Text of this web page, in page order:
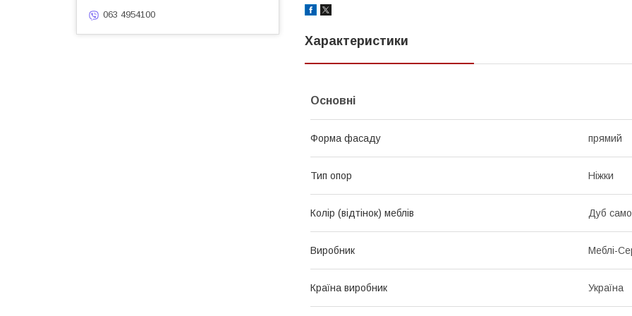
Характеристики
Основні
Форма фасаду прямий
Тип опор Ніжки
Колір (відтінок) меблів Дуб
Виробник Меблі-
Країна виробник Україна
063 4954100